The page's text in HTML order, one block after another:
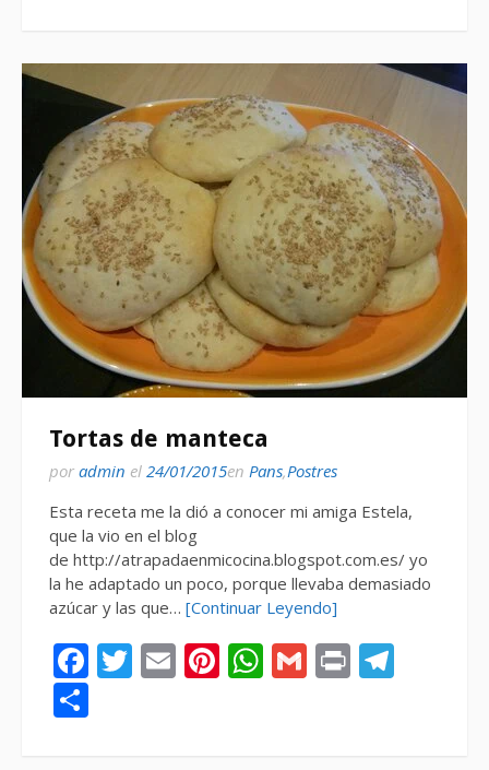
Tortas de manteca
por admin el 24/01/2015en Pans,Postres
Esta receta me la dió a conocer mi amiga Estela,
que la vio en el blog
de http://atrapadaenmicocina.blogspot.com.es/ yo
la he adaptado un poco, porque llevaba demasiado
azúcar y las que… [Continuar Leyendo]
Facebook
Twitter
EmailPinterest
WhatsApp
Gmail
Print